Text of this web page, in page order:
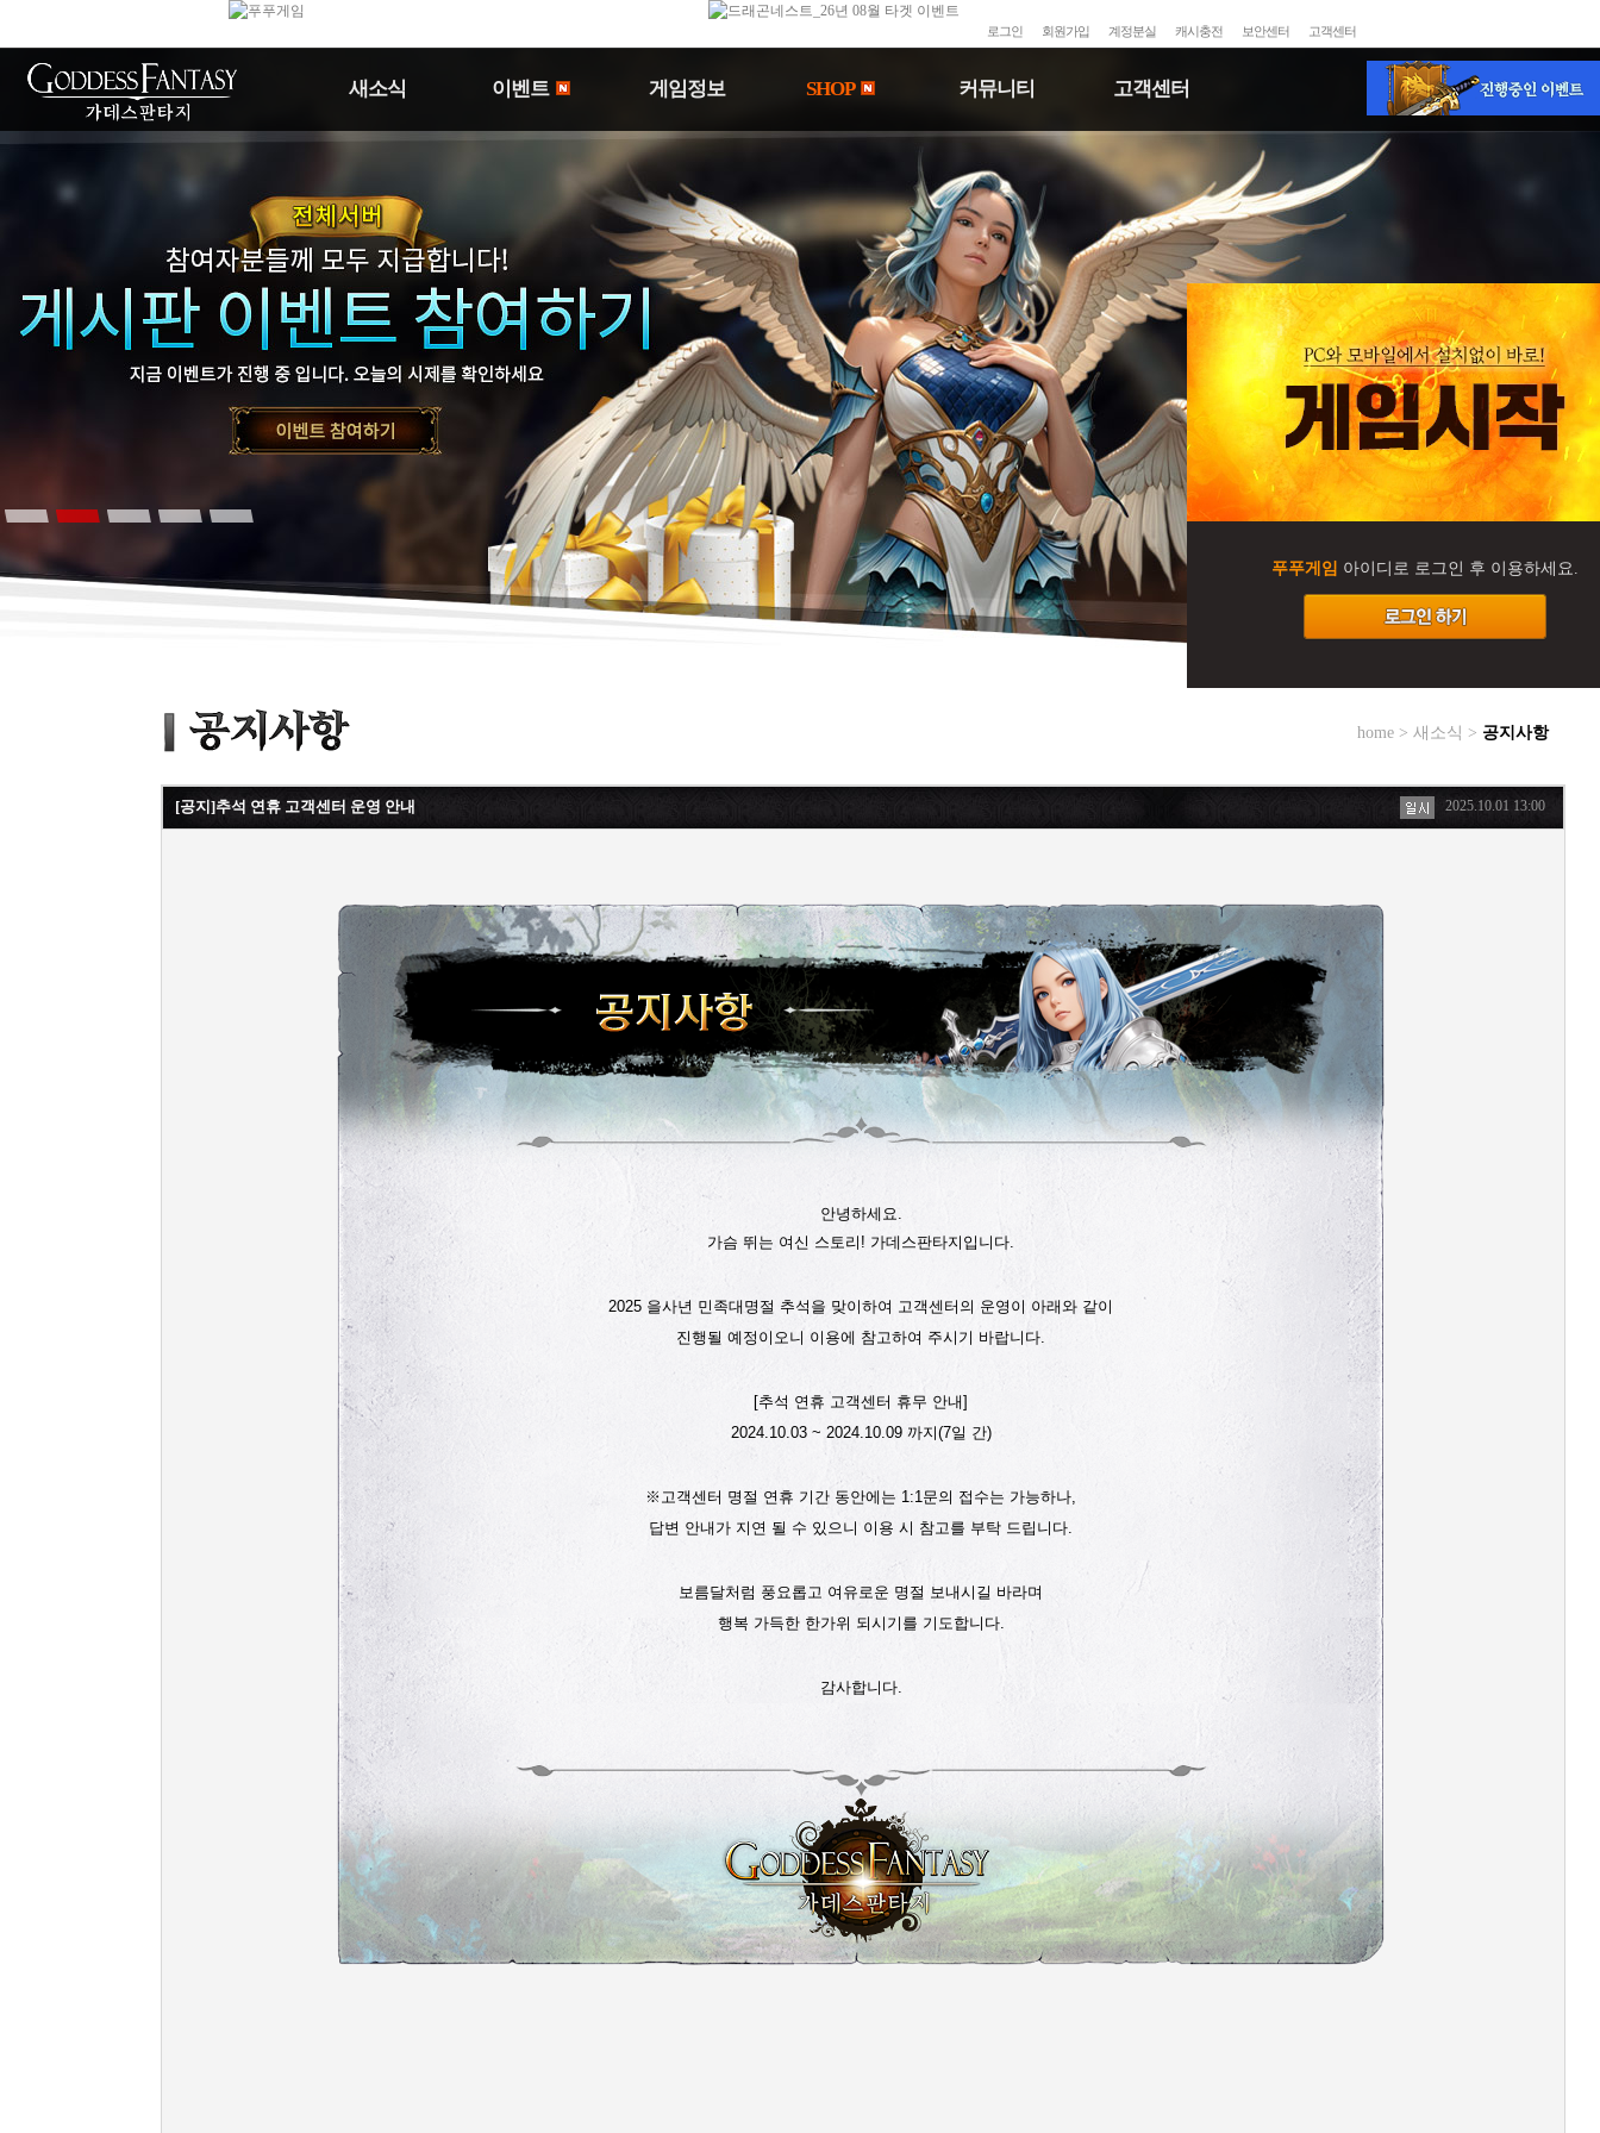
로그인 회원가입 계정분실 캐시충전 보안센터 고객센터
새소식 이벤트 게임정보 SHOP 커뮤니티 고객센터
푸푸게임 아이디로 로그인 후 이용하세요.
home > 새소식 > 공지사항
[공지]추석 연휴 고객센터 운영 안내 2025.10.01 13:00
안녕하세요.
가슴 뛰는 여신 스토리! 가데스판타지입니다.
2025 을사년 민족대명절 추석을 맞이하여 고객센터의 운영이 아래와 같이
진행될 예정이오니 이용에 참고하여 주시기 바랍니다.
[추석 연휴 고객센터 휴무 안내]
2024.10.03 ~ 2024.10.09 까지(7일 간)
※고객센터 명절 연휴 기간 동안에는 1:1문의 접수는 가능하나,
답변 안내가 지연 될 수 있으니 이용 시 참고를 부탁 드립니다.
보름달처럼 풍요롭고 여유로운 명절 보내시길 바라며
행복 가득한 한가위 되시기를 기도합니다.
감사합니다.